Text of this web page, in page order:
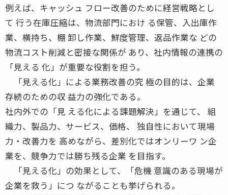
例えば、キャッシュ フロー改善のために経営戦略とし
て 行う在庫圧縮は、物流部門におけ る保管、入出庫作
業、横持ち、棚 卸し作業、鮮度管理、返品作業な どの
物流コスト削減と密接な関係が あり、社内情報の連携の
「見える 化」が重要な役割を担う。
「見える化」による業務改善の究 極の目的は、企業
存続のための収 益力の強化である。
社内外での「見 える化による課題解決」を通じて、 組
織力、製品力、サービス、価格、 独自性において現場
力・改善力を 高めながら、差別化ではオンリーワ ン企
業を、競争力では勝ち残る企業 を目指す。
「見える化」の効果として、「危機 意識のある現場が
企業を救う」につ ながることも挙げられる。